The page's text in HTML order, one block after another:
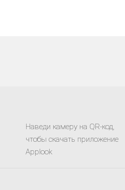
Наведи камеру на QR-код,
чтобы скачать приложение
Applook